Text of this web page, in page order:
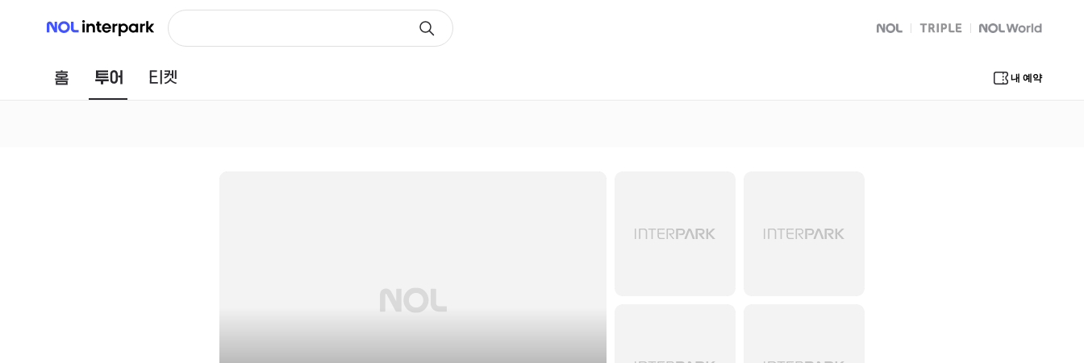
NOL 인터파크
NOL
트리플 Global Interpark
홈 투어 내 예약